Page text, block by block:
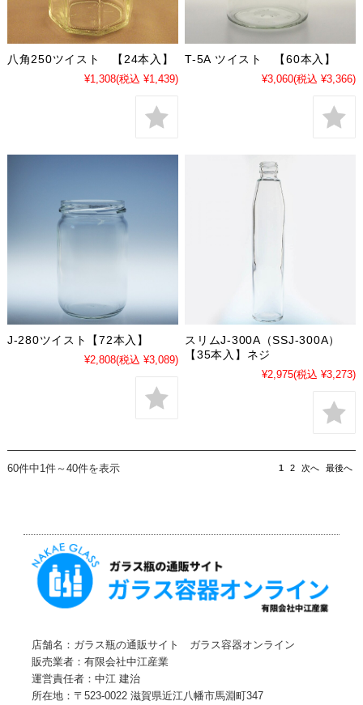
八角250ツイスト 【24本入】
¥1,308(税込 ¥1,439)
T-5A ツイスト 【60本入】
¥3,060(税込 ¥3,366)
J-280ツイスト【72本入】
¥2,808(税込 ¥3,089)
スリムJ-300A（SSJ-300A）
【35本入】ネジ
¥2,975(税込 ¥3,273)
60件中1件～40件を表示 1 2 次へ 最後へ
店舗名：ガラス瓶の通販サイト ガラス容器オンライン
販売業者：有限会社中江産業
運営責任者：中江 建治
所在地：〒523-0022 滋賀県近江八幡市馬淵町347